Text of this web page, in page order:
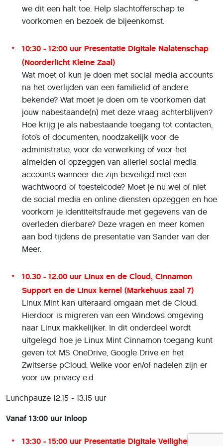
we dit een halt toe. Help slachtofferschap te
voorkomen en bezoek de bijeenkomst.
10:30 - 12:00 uur Presentatie Digitale Nalatenschap
(Noorderlicht Kleine Zaal)
Wat moet of kun je doen met social media accounts
na het overlijden van een familielid of andere
bekende? Wat moet je doen om te voorkomen dat
jouw nabestaande(n) met deze vraag achterblijven?
Hoe krijg je als nabestaande toegang tot contacten,
foto’s of documenten, noodzakelijk voor de
administratie, voor de verwerking of voor het
afmelden of opzeggen van allerlei social media
accounts wanneer die zijn beveiligd met een
wachtwoord of toestelcode? Moet je nu wel of niet
de social media en online diensten opzeggen en hoe
voorkom je identiteitsfraude met gegevens van de
overleden dierbare? Deze vragen en meer komen
aan bod tijdens de presentatie van Sander van der
Meer.
10.30 - 12.00 uur Linux en de Cloud, Cinnamon
Support en de Linux kernel (Markehuus zaal 7)
Linux Mint kan uiteraard omgaan met de Cloud.
Hierdoor is migreren van een Windows omgeving
naar Linux makkelijker. In dit onderdeel wordt
uitgelegd hoe je Linux Mint Cinnamon toegang kunt
geven tot MS OneDrive, Google Drive en het
Zwitserse pCloud. Welke voor en/of nadelen zijn er
voor uw privacy e.d.
Lunchpauze 12.15 - 13.15 uur
Vanaf 13:00 uur inloop
13:30 - 15:00 uur Presentatie Digitale Veiligheid en